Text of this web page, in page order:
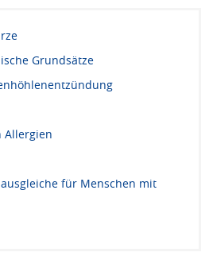
Grundsätze
Allergien
für Menschen mit